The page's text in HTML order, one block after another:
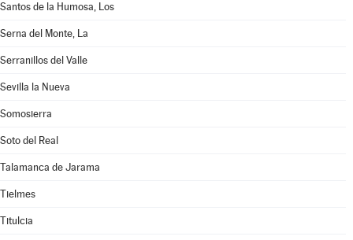
Santos de la Humosa, Los
Serna del Monte, La
Serranillos del Valle
Sevilla la Nueva
Somosierra
Soto del Real
Talamanca de Jarama
Tielmes
Titulcia